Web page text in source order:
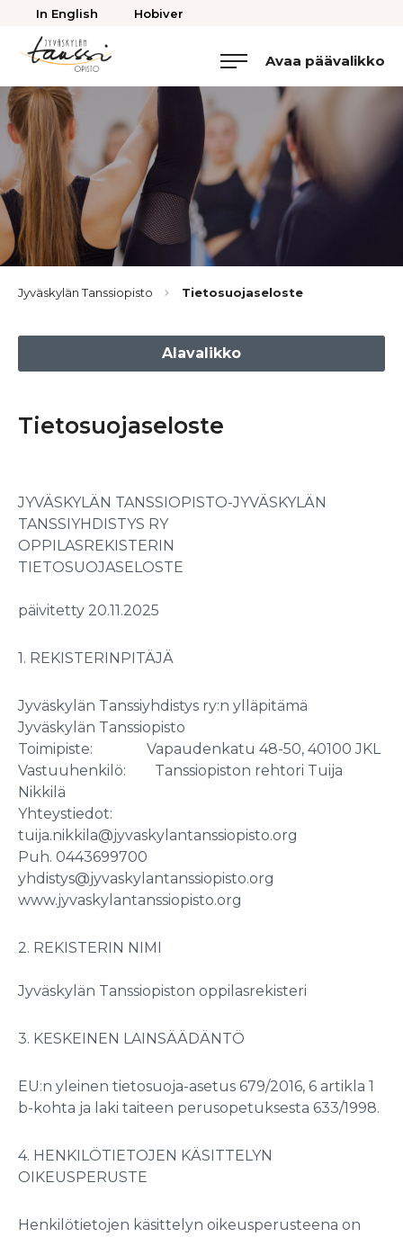
Takaisin
In English Hobiver
Jyväskylän
Tanssiopisto
Avaa päävalikko
Jyväskylän Tanssiopisto
Tietosuojaseloste
Alavalikko
Tietosuojaseloste
JYVÄSKYLÄN TANSSIOPISTO-JYVÄSKYLÄN
TANSSIYHDISTYS RY
OPPILASREKISTERIN
päivitetty 20.11.2025
1. REKISTERINPITÄJÄ
Jyväskylän Tanssiyhdistys ry:n ylläpitämä
Jyväskylän Tanssiopisto
Toimipiste: Vapaudenkatu 48-50, 40100 JKL
Vastuuhenkilö: Tanssiopiston rehtori Tuija
Nikkilä
Yhteystiedot:
tuija.nikkila@jyvaskylantanssiopisto.org
Puh. 0443699700
yhdistys@jyvaskylantanssiopisto.org
www.jyvaskylantanssiopisto.org
2. REKISTERIN NIMI
Jyväskylän Tanssiopiston oppilasrekisteri
3. KESKEINEN LAINSÄÄDÄNTÖ
EU:n yleinen tietosuoja-asetus 679/2016, 6 artikla 1
b-kohta ja laki taiteen perusopetuksesta 633/1998.
4. HENKILÖTIETOJEN KÄSITTELYN
OIKEUSPERUSTE
Henkilötietojen käsittelyn oikeusperusteena on